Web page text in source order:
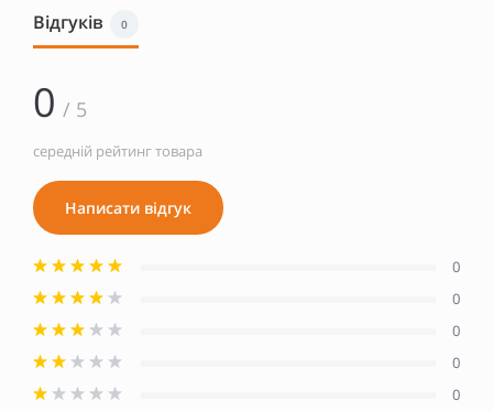
Відгуків 0
0 / 5
середній рейтинг товара
Написати відгук
0
0
0
0
0